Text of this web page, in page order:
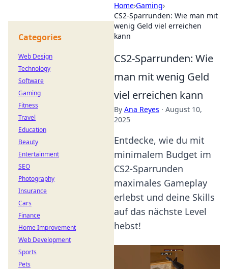
Home›Gaming›
CS2-Sparrunden: Wie man mit
wenig Geld viel erreichen
kann
CS2-Sparrunden: Wie
man mit wenig Geld
viel erreichen kann
By Ana Reyes · August 10,
2025
Entdecke, wie du mit
minimalem Budget im
CS2-Sparrunden
maximales Gameplay
erlebst und deine Skills
auf das nächste Level
hebst!
Categories
Web Design
Technology
Software
Gaming
Fitness
Travel
Education
Beauty
Entertainment
SEO
Photography
Insurance
Cars
Finance
Home Improvement
Web Development
Sports
Pets